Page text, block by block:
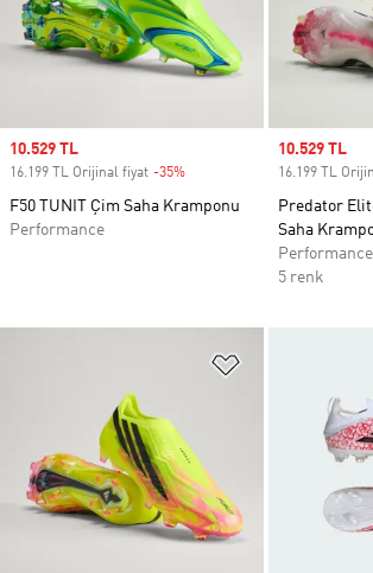
Sale price
10.529 TL
16.199 TL Orijinal fiyat -35%
F50 TUNIT Çim Saha Kramponu
Performance
Sale price
10.529 TL
16.199 TL
Predator
Saha
Performance
5 renk